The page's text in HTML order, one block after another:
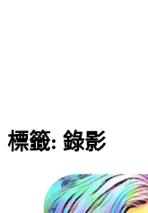
標籤: 錄影